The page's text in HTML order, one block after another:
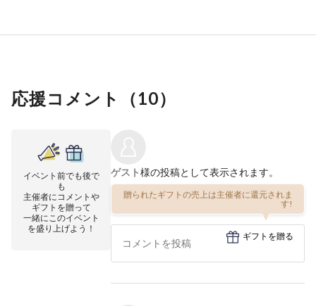
応援コメント（10）
イベント前でも後で
も
主催者にコメントや
ギフトを贈って
一緒にこのイベント
を盛り上げよう！
ゲスト様の投稿として表示されます。
贈られたギフトの売上は主催者に還元されま
す!
ギフトを贈る